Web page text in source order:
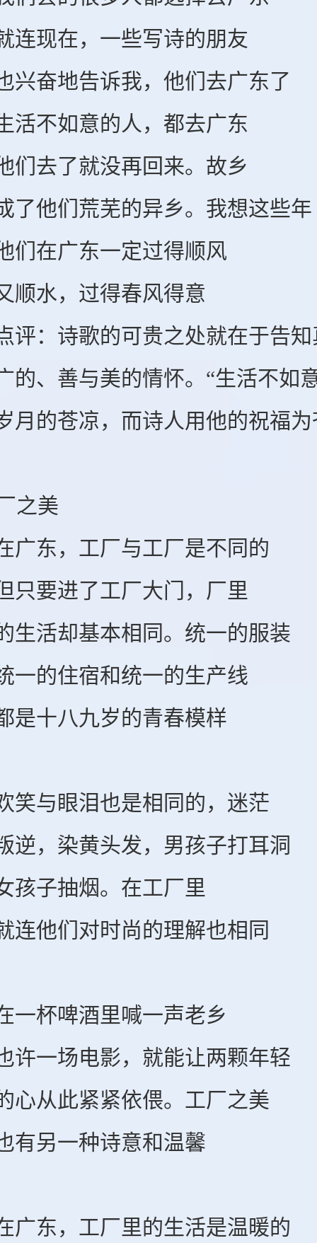
在，一些写诗的朋友
地告诉我，他们去广东了
如意的人，都去广东
了就没再回来。故乡
们荒芜的异乡。我想这些年
广东一定过得顺风
，过得春风得意
诗歌的可贵之处就在于告知
的、善与美的情怀。“生活不如
月的苍凉，而诗人用他的祝福
美
，工厂与工厂是不同的
进了工厂大门，厂里
却基本相同。统一的服装
住宿和统一的生产线
八九岁的青春模样
眼泪也是相同的，迷茫
染黄头发，男孩子打耳洞
抽烟。在工厂里
们对时尚的理解也相同
啤酒里喊一声老乡
场电影，就能让两颗年轻
此紧紧依偎。工厂之美
一种诗意和温馨
，工厂里的生活是温暖的